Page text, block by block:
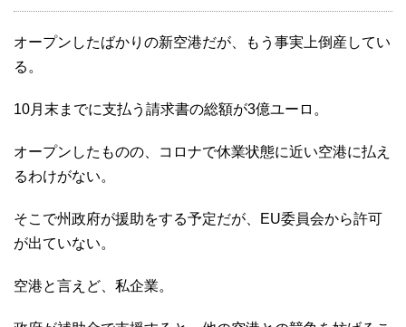
オープンしたばかりの新空港だが、もう事実上倒産してい
る。
10月末までに支払う請求書の総額が3億ユーロ。
オープンしたものの、コロナで休業状態に近い空港に払え
るわけがない。
そこで州政府が援助をする予定だが、EU委員会から許可
が出ていない。
空港と言えど、私企業。